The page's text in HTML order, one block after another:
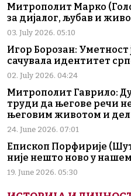
Митрополит Марко
за дијалог, љубав и
03. July 2026. 05:10
Игор Борозан: Уметност
сачувала идентитет
02. July 2026. 04:24
Митрополит Гаврило:
труди да његове речи
његовим животом и
24. June 2026. 07:01
Епископ Порфирије
није нешто ново у
19. June 2026. 05:30